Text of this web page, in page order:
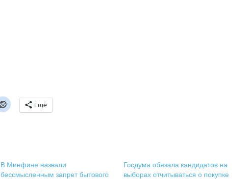
Ещё
В Минфине назвали
бессмысленным запрет бытового
Госдума обязала кандидатов на
выборах отчитываться о покупке